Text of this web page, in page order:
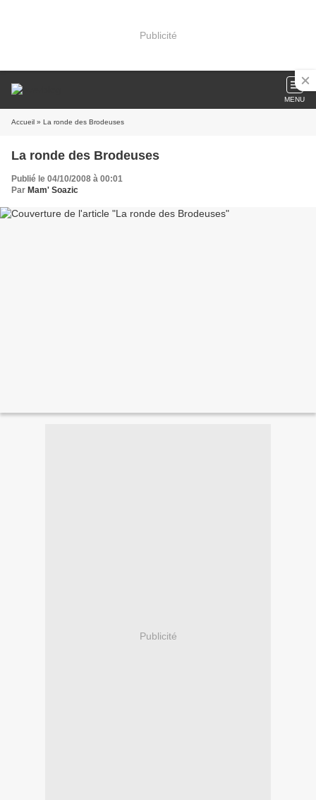
Publicité
MENU
Accueil » La ronde des Brodeuses
La ronde des Brodeuses
Publié le 04/10/2008 à 00:01
Par Mam' Soazic
Publicité